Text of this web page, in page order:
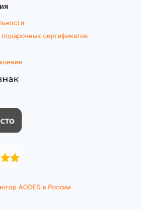
сертификатов
AODES в России